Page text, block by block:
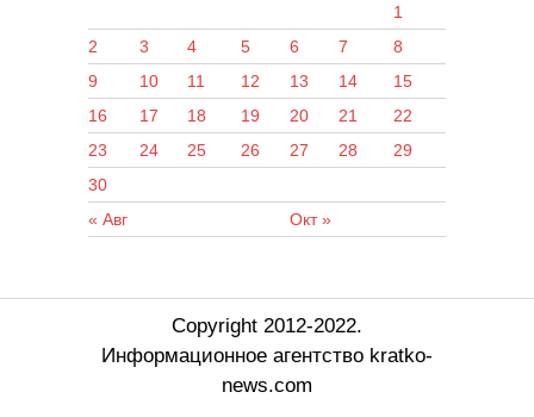
« Авг Окт »
1
2
3 4 5 6 7
8
9
10 11 12 13 14
15
16
17 18 19 20 21
22
23
24 25 26 27 28
29
30
Copyright 2012-2022.
Информационное агентство kratko-
news.com